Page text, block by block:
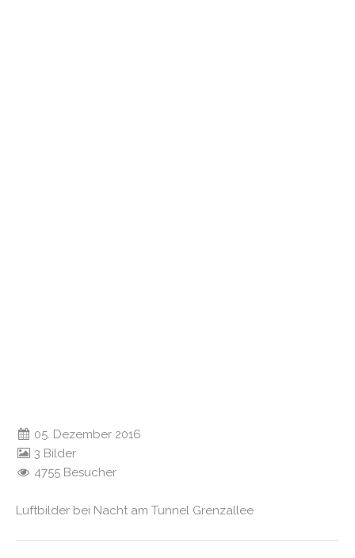
05. Dezember 2016
3 Bilder
4755 Besucher
Luftbilder bei Nacht am Tunnel Grenzallee